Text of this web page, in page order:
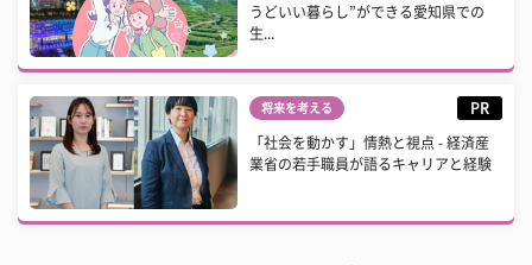
うどいい暮らし”ができる愛知県での
生...
将来を考える PR
「社会を動かす」情熱と視点 - 経済産
業省の若手職員が語るキャリアと経験